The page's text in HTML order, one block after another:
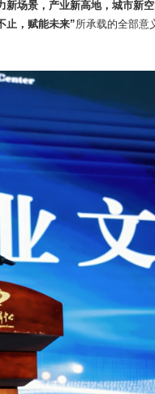
新场景，产业新高地，城市新
止，赋能未来”所承载的全部意